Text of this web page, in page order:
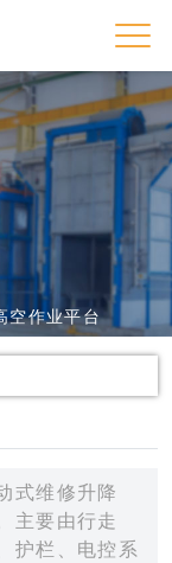
空作业平台
式维修升降
主要由行走
护栏、电控系